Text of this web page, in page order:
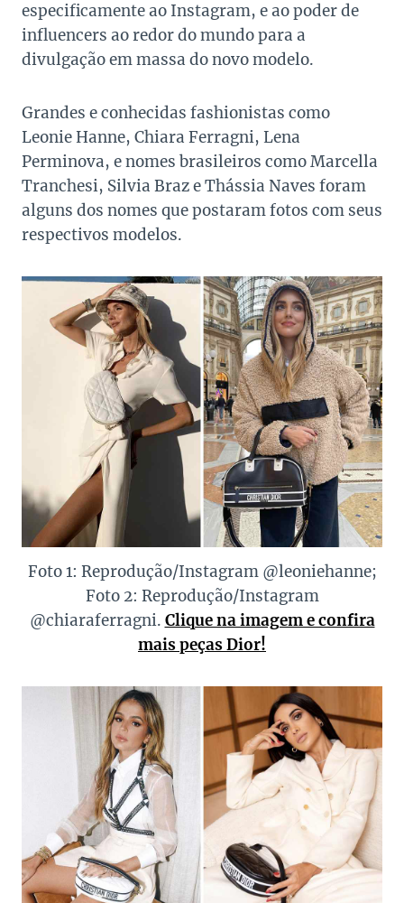
especificamente ao Instagram, e ao poder de
influencers ao redor do mundo para a
divulgação em massa do novo modelo.
Grandes e conhecidas fashionistas como
Leonie Hanne, Chiara Ferragni, Lena
Perminova, e nomes brasileiros como Marcella
Tranchesi, Silvia Braz e Thássia Naves foram
alguns dos nomes que postaram fotos com seus
respectivos modelos.
Foto 1: Reprodução/Instagram @leoniehanne;
Foto 2: Reprodução/Instagram
@chiaraferragni. Clique na imagem e confira
mais peças Dior!